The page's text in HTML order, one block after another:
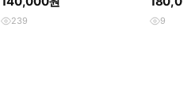
239 9